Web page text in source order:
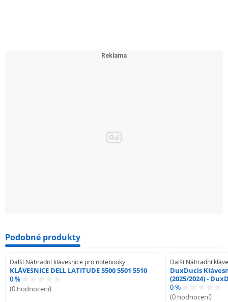
Podobné produkty
Další Náhradní klávesnice pro notebooky
KLÁVESNICE DELL LATITUDE 5500 5501 5510
0 %
(0 hodnocení)
Další Náhradní
DuxDucis
(2025/2024) -
0 %
(0 hodnocení)